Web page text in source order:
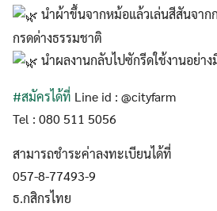
นำผ้าขึ้นจากหม้อแล้วเล่นสีสันจาก
กรดด่างธรรมชาติ
นำผลงานกลับไปซักรีดใช้งานอย่า
#สมัครได้ที่ Line id : @cityfarm
Tel : 080 511 5056
สามารถชำระค่าลงทะเบียนได้ที่
057-8-77493-9
ธ.กสิกรไทย